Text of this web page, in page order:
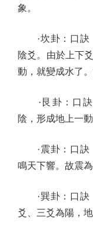
象。
·坎卦：口訣
陰爻。由於上下
動，就變成水了。
·艮卦：口訣
陰，形成地上一
·震卦：口訣
鳴天下響。故震為
·巽卦：口訣
爻、三爻為陽，